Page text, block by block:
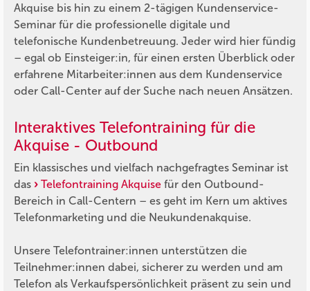
Akquise bis hin zu einem 2-tägigen Kundenservice-
Seminar für die professionelle digitale und
telefonische Kundenbetreuung. Jeder wird hier fündig
– egal ob Einsteiger:in, für einen ersten Überblick oder
erfahrene Mitarbeiter:innen aus dem Kundenservice
oder Call-Center auf der Suche nach neuen Ansätzen.
Interaktives Telefontraining für die
Akquise - Outbound
Ein klassisches und vielfach nachgefragtes Seminar ist
das
Telefontraining Akquise für den Outbound-
Bereich in Call-Centern – es geht im Kern um aktives
Telefonmarketing und die Neukundenakquise.
Unsere Telefontrainer:innen unterstützen die
Teilnehmer:innen dabei, sicherer zu werden und am
Telefon als Verkaufspersönlichkeit präsent zu sein und